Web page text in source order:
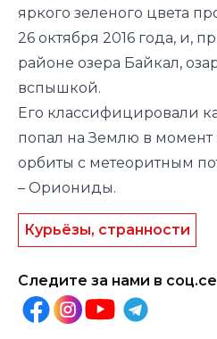
яркого зеленого цвета
26 октября 2016 года, и,
районе озера Байкал,
вспышкой.
Его классифицировали
попал на Землю в момент
орбиты с метеоритным
– Ориониды.
Курьёзы, странности
Следите за нами в